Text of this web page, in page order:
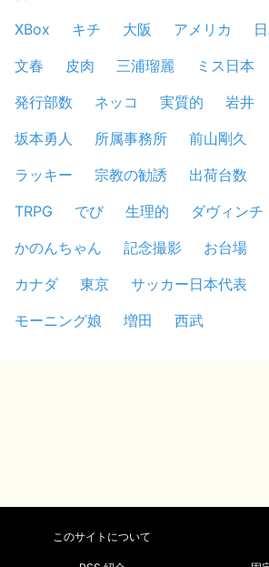
XBox
キチ 大阪 アメリカ
文春
皮肉 三浦瑠麗 ミス日本
発行部数
ネッコ 実質的 岩井
坂本勇人
所属事務所 前山剛久
ラッキー
宗教の勧誘 出荷台数
TRPG
でび 生理的 ダヴィンチ
かのんちゃん
記念撮影 お台場
カナダ
東京 サッカー日本代表
モーニング娘
増田 西武
このサイトについて